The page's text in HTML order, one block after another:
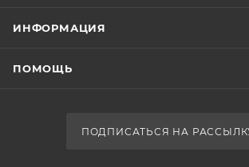
ИНФОРМАЦИЯ
ПОМОЩЬ
ПОДПИСАТЬСЯ НА